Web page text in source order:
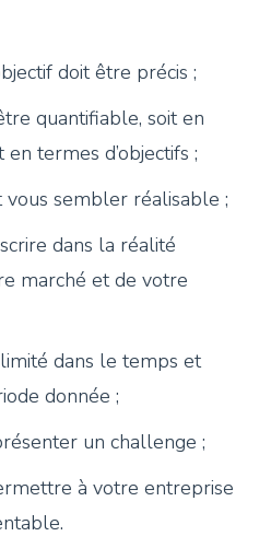
doit être précis ;
quantifiable, soit en
termes d’objectifs ;
vous sembler réalisable ;
dans la réalité
marché et de votre
dans le temps et
donnée ;
un challenge ;
à votre entreprise